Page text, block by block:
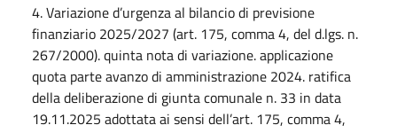
4. Variazione d’urgenza al bilancio di previsione
finanziario 2025/2027 (art. 175, comma 4, del d.lgs. n.
267/2000). quinta nota di variazione. applicazione
quota parte avanzo di amministrazione 2024. ratifica
della deliberazione di giunta comunale n. 33 in data
19.11.2025 adottata ai sensi dell’art. 175, comma 4,